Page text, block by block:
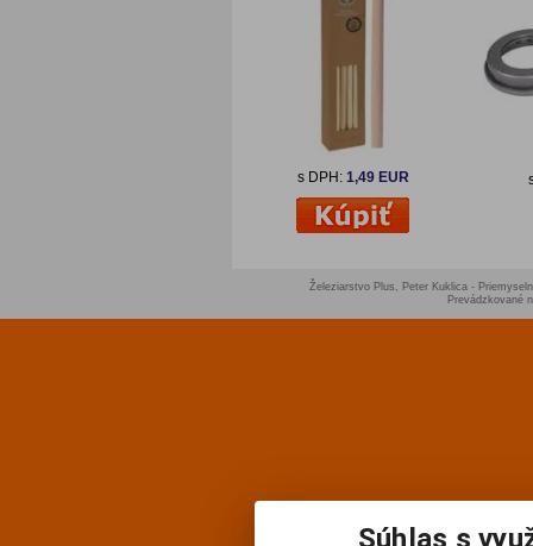
s DPH: 1,49 EUR
Železiarstvo Plus, Peter Kuklica -
Prevádzkované
Súhlas s